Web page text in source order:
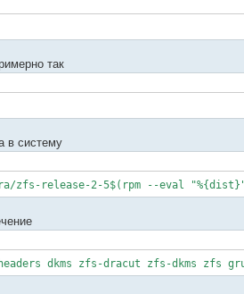
так
в систему
release-2-5$(rpm --eval
dkms zfs-dracut zfs-dkms zfs